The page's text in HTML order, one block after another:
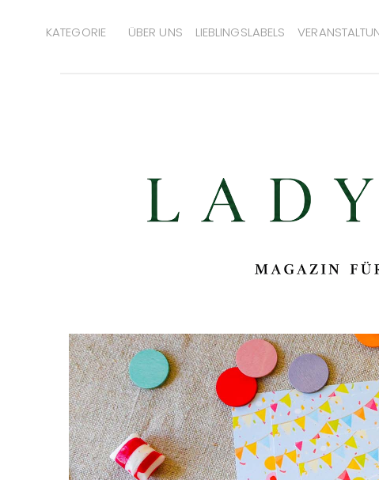
KATEGORIE ÜBER UNS LIEBLINGSLABELS